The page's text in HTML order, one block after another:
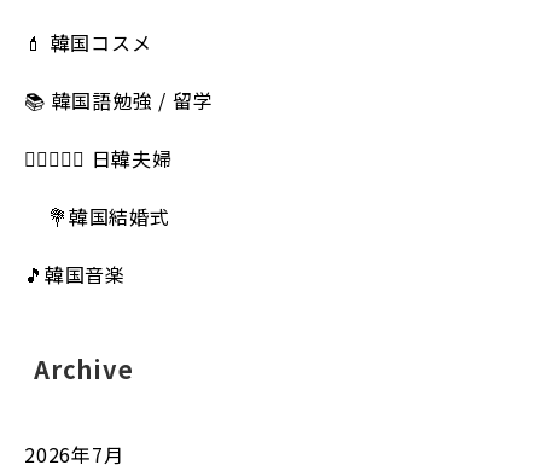
💄 韓国コスメ
📚 韓国語勉強 / 留学
👩🏻‍❤️‍👨🏻 日韓夫婦
💐韓国結婚式
🎵韓国音楽
Archive
2026年7月